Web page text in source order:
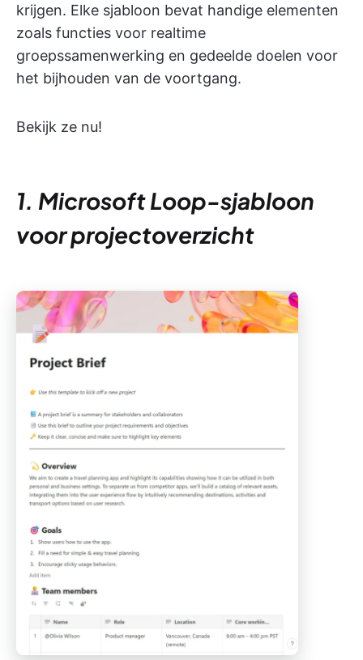
krijgen. Elke sjabloon bevat handige elementen
zoals functies voor realtime
groepssamenwerking en gedeelde doelen voor
het bijhouden van de voortgang.
Bekijk ze nu!
1. Microsoft Loop-sjabloon
voor projectoverzicht